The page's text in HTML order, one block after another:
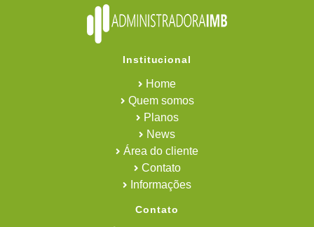
Institucional
Home
Quem somos
Planos
News
Área do cliente
Contato
Informações
Contato